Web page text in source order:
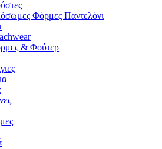
Φόρμες Παντελόνι
& Φούτερ